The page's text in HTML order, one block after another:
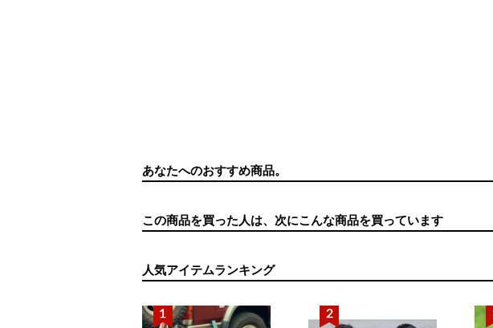
あなたへのおすすめ商品。
この商品を買った人は、次にこんな商品を買っています
人気アイテムランキング